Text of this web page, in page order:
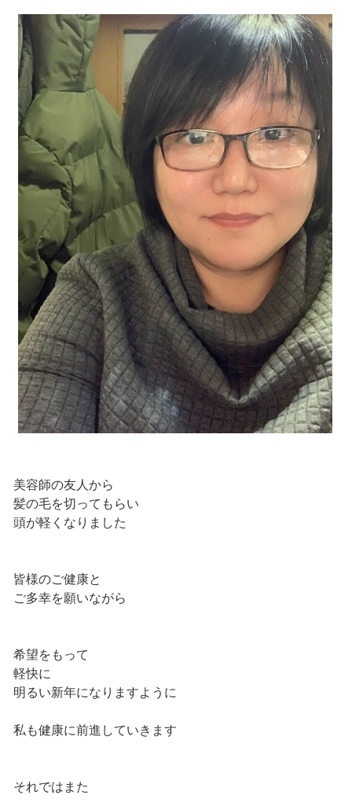
美容師の友人から
髪の毛を切ってもらい
頭が軽くなりました
皆様のご健康と
ご多幸を願いながら
希望をもって
軽快に
明るい新年になりますように
私も健康に前進していきます
それではまた